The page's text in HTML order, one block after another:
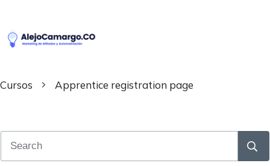
Cursos Apprentice registration page